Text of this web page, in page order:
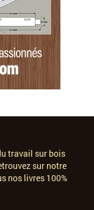
travail sur bois
sur notre
nos livres 100%